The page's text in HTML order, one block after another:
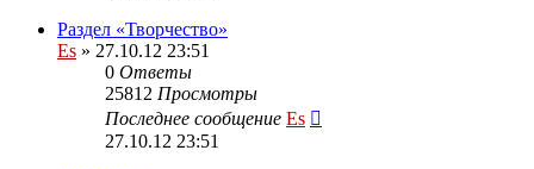
Раздел «Творчество»
Es » 27.10.12 23:51
0 Ответы
25812 Просмотры
Последнее сообщение Es
27.10.12 23:51